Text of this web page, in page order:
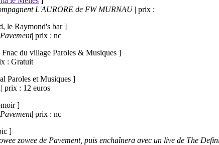
L'AURORE de FW MURNAU| prix :
le Raymond's bar]
| prix : nc
Fnac du village Paroles & Musiques ]
: Gratuit
Paroles et Musiques ]
| prix : 12 euros
]
| prix : nc
]
zowee de Pavement, puis enchaînera avec un live de The